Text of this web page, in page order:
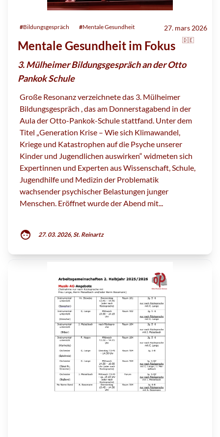
#Bildungsgespräch #Mentale Gesundheit 27. mars 2026
Mentale Gesundheit im Fokus 🇩🇪
3. Mülheimer Bildungsgespräch an der Otto
Pankok Schule
Große Resonanz verzeichnete das 3. Mülheimer
Bildungsgespräch , das am Donnerstagabend in der
Aula der Otto-Pankok-Schule stattfand. Unter dem
Titel „Generation Krise – Wie sich Klimawandel,
Kriege und Katastrophen auf die Psyche unserer
Kinder und Jugendlichen auswirken“ widmeten sich
Expertinnen und Experten aus Wissenschaft, Schule,
Jugendhilfe und Medizin der Problematik
wachsender psychischer Belastungen junger
Menschen. Eröffnet wurde der Abend mit...
face 27. 03. 2026, St. Reinartz